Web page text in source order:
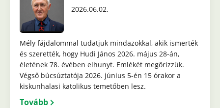
2026.06.02.
Mély fájdalommal tudatjuk mindazokkal, akik ismerték
és szerették, hogy Hudi János 2026. május 28-án,
életének 78. évében elhunyt. Emlékét megőrizzük.
Végső búcsúztatója 2026. június 5-én 15 órakor a
kiskunhalasi katolikus temetőben lesz.
Tovább